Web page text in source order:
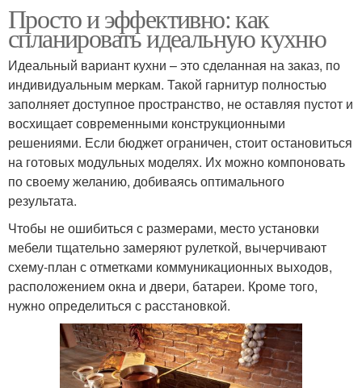
Просто и эффективно: как
спланировать идеальную кухню
Идеальный вариант кухни – это сделанная на заказ, по
индивидуальным меркам. Такой гарнитур полностью
заполняет доступное пространство, не оставляя пустот и
восхищает современными конструкционными
решениями. Если бюджет ограничен, стоит остановиться
на готовых модульных моделях. Их можно компоновать
по своему желанию, добиваясь оптимального
результата.
Чтобы не ошибиться с размерами, место установки
мебели тщательно замеряют рулеткой, вычерчивают
схему-план с отметками коммуникационных выходов,
расположением окна и двери, батареи. Кроме того,
нужно определиться с расстановкой.